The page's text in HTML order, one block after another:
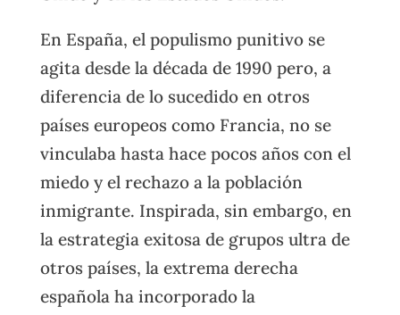
En España, el populismo punitivo se
agita desde la década de 1990 pero, a
diferencia de lo sucedido en otros
países europeos como Francia, no se
vinculaba hasta hace pocos años con el
miedo y el rechazo a la población
inmigrante. Inspirada, sin embargo, en
la estrategia exitosa de grupos ultra de
otros países, la extrema derecha
española ha incorporado la